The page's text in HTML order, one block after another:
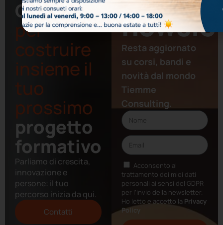
Contattaci
per
costruire
insieme il
tuo
prossimo
progetto
formativo
Parliamo di crescita,
innovazione e
persone: il tuo
percorso inizia da qui.
Contatti
Resta aggiornato
su corsi, bandi e
novità dal mondo
Tiemme
Consulting.
Acconsento al
trattamento dei miei dati
personali ai sensi del GDPR
per l’invio della newsletter.
Ho letto e accetto la Privacy
Policy